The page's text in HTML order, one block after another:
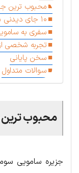
محبوب ترین
۱۰ جای دیدنی سامویی
سفری به
تجربه شخصی
سخن پایانی
سوالات متداول
محبوب ترین
جزیره سامویی